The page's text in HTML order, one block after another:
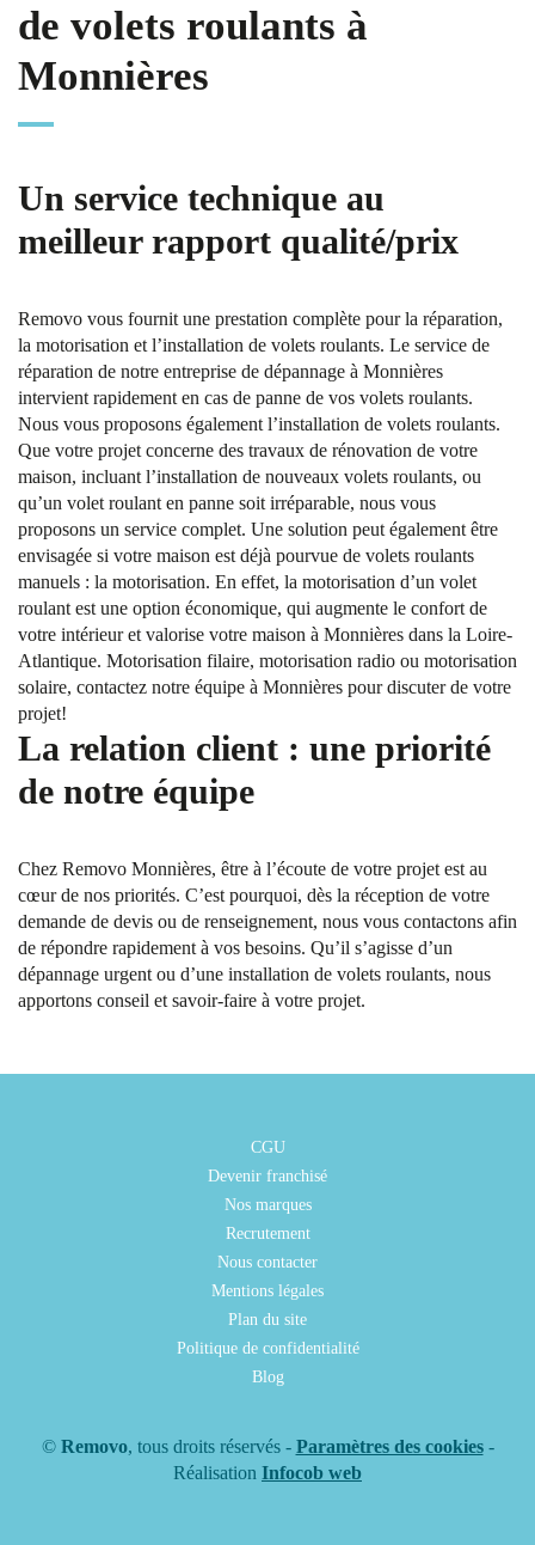
de volets roulants à
Monnières
Un service technique au
meilleur rapport qualité/prix
Removo vous fournit une prestation complète pour la réparation,
la motorisation et l’installation de volets roulants. Le service de
réparation de notre entreprise de dépannage à Monnières
intervient rapidement en cas de panne de vos volets roulants.
Nous vous proposons également l’installation de volets roulants.
Que votre projet concerne des travaux de rénovation de votre
maison, incluant l’installation de nouveaux volets roulants, ou
qu’un volet roulant en panne soit irréparable, nous vous
proposons un service complet. Une solution peut également être
envisagée si votre maison est déjà pourvue de volets roulants
manuels : la motorisation. En effet, la motorisation d’un volet
roulant est une option économique, qui augmente le confort de
votre intérieur et valorise votre maison à Monnières dans la Loire-
Atlantique. Motorisation filaire, motorisation radio ou motorisation
solaire, contactez notre équipe à Monnières pour discuter de votre
projet!
La relation client : une priorité
de notre équipe
Chez Removo Monnières, être à l’écoute de votre projet est au
cœur de nos priorités. C’est pourquoi, dès la réception de votre
demande de devis ou de renseignement, nous vous contactons afin
de répondre rapidement à vos besoins. Qu’il s’agisse d’un
dépannage urgent ou d’une installation de volets roulants, nous
apportons conseil et savoir-faire à votre projet.
CGU
Devenir franchisé
Nos marques
Recrutement
Nous contacter
Mentions légales
Plan du site
Politique de confidentialité
Blog
© Removo, tous droits réservés - Paramètres des cookies-
Réalisation Infocob web